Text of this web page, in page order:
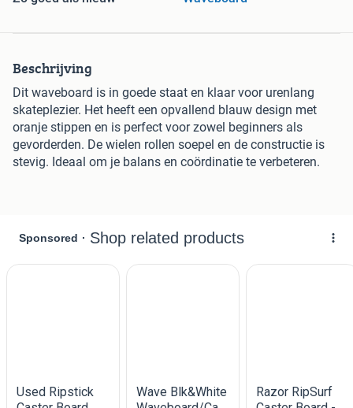
Beschrijving
Dit waveboard is in goede staat en klaar voor urenlang
skateplezier. Het heeft een opvallend blauw design met
oranje stippen en is perfect voor zowel beginners als
gevorderden. De wielen rollen soepel en de constructie is
stevig. Ideaal om je balans en coördinatie te verbeteren.